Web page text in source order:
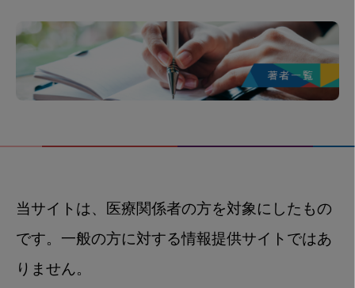
当サイトは、医療関係者の方を対象にしたもの
です。一般の方に対する情報提供サイトではあ
りません。